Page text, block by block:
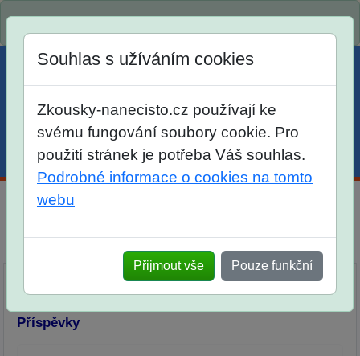
Menu Účet Košík
po skutečných přijímacích zkouškách
Souhlas s užíváním cookies
Zkousky-nanecisto.cz používají ke
svému fungování soubory cookie. Pro
použití stránek je potřeba Váš souhlas.
Podrobné informace o cookies na tomto
webu
Přijmout vše Pouze funkční
Přidat příspěvek
Příspěvky